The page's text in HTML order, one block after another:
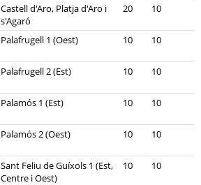
Castell d'Aro, Platja d'Aro i
s'Agaró
20 10
Palafrugell 1 (Oest) 10 10
Palafrugell 2 (Est) 10 10
Palamós 1 (Est) 10 10
Palamós 2 (Oest) 10 10
Sant Feliu de Guíxols 1 (Est,
Centre i Oest)
10 10